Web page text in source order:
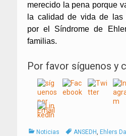
merecido la pena porque
la calidad de vida de las
por el Síndrome de
familias.
Por favor síguenos y
Categorías
Noticias TagsANSEDH, Ehlers